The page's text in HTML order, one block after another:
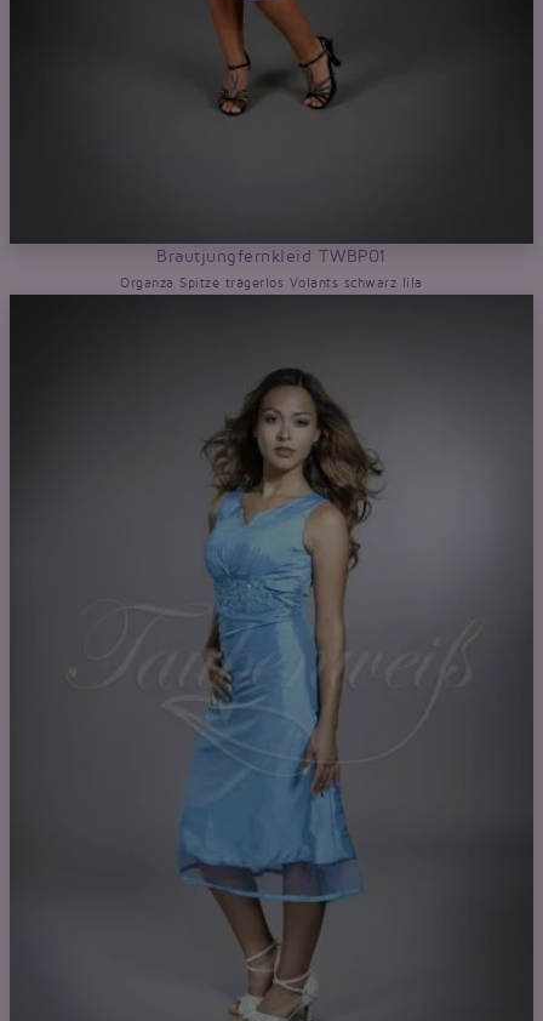
Brautjungfernkleid TWBP01
Organza Spitze trägerlos Volants schwarz lila